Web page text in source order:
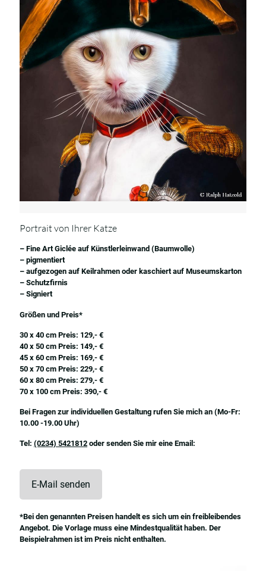
Portrait von Ihrer Katze
– Fine Art Giclée auf Künstlerleinwand (Baumwolle)
– pigmentiert
– aufgezogen auf Keilrahmen oder kaschiert auf Museumskarton
– Schutzfirnis
– Signiert
Größen und Preis*
30 x 40 cm Preis: 129,- €
40 x 50 cm Preis: 149,- €
45 x 60 cm Preis: 169,- €
50 x 70 cm Preis: 229,- €
60 x 80 cm Preis: 279,- €
70 x 100 cm Preis: 390,- €
Bei Fragen zur individuellen Gestaltung rufen Sie mich an (Mo-Fr:
10.00 -19.00 Uhr)
Tel: (0234) 5421812 oder senden Sie mir eine Email:
E-Mail senden
*Bei den genannten Preisen handelt es sich um ein freibleibendes
Angebot. Die Vorlage muss eine Mindestqualität haben. Der
Beispielrahmen ist im Preis nicht enthalten.